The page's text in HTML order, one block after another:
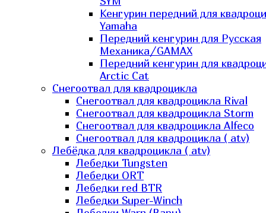
Кенгурин передний для
Yamaha
Передний кенгурин для Русская
Механика/GAMAX
Передний кенгурин для
Arctic Cat
Снегоотвал для квадроцикла
Снегоотвал для квадроцикла Rival
Снегоотвал для квадроцикла Storm
Снегоотвал для квадроцикла Alfeco
Снегоотвал для квадроцикла ( atv)
Лебёдка для квадроцикла ( atv)
Лебедки Tungsten
Лебедки ORT
Лебедки red BTR
Лебедки Super-Winch